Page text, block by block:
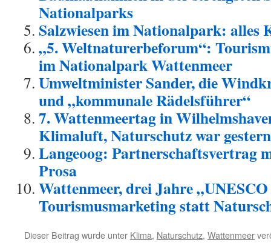
Nationalparks
Salzwiesen im Nationalpark: alles
„5. Weltnaturerbeforum“:
im Nationalpark Wattenmeer
Umweltminister Sander, die
und „kommunale Rädelsführer“
7. Wattenmeertag in
Klimaluft, Naturschutz war gestern
Langeoog: Partnerschaftsvertrag
Prosa
Wattenmeer, drei Jahre
Tourismusmarketing statt
Dieser Beitrag wurde unter Klima, Naturschutz, Wattenmeer